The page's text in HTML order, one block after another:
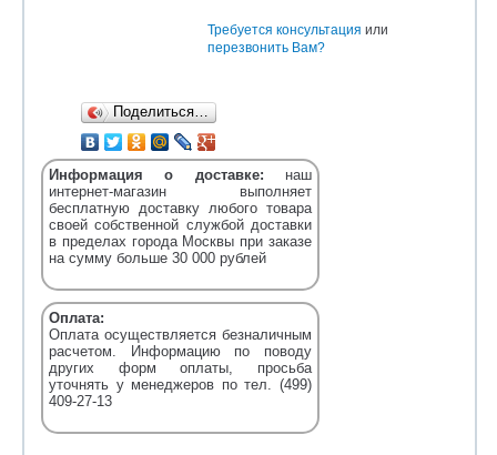
Поделиться…
Требуется консультация или
перезвонить Вам?
Информация о доставке: наш
интернет-магазин выполняет
бесплатную доставку любого товара
своей собственной службой доставки
в пределах города Москвы при заказе
на сумму больше 30 000 рублей
Оплата:
Оплата осуществляется безналичным
расчетом. Информацию по поводу
других форм оплаты, просьба
уточнять у менеджеров по тел. (499)
409-27-13